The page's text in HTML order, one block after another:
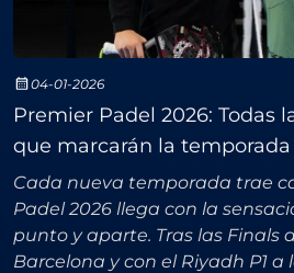
04-01-2026
Premier Padel 2026: Todas
que marcarán la temporada
Cada nueva temporada trae
Padel 2026 llega con la
punto y aparte. Tras las Finals
Barcelona y con el Riyadh P1 a